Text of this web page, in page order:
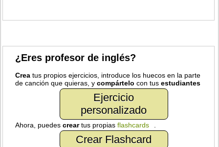
¿Eres profesor de inglés?
Crea tus propios ejercicios, introduce los huecos en la parte
de canción que quieras, ycompártelo con tusestudiantes
Ejercicio
personalizado
Ahora, puedescreartus propiasflashcards
Crear Flashcard